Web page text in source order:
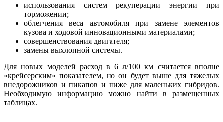
использования систем рекуперации энергии при
торможении;
облегчения веса автомобиля при замене элементов
кузова и ходовой инновационными материалами;
совершенствования двигателя;
замены выхлопной системы.
Для новых моделей расход в 6 л/100 км считается вполне
«крейсерским» показателем, но он будет выше для тяжелых
внедорожников и пикапов и ниже для маленьких гибридов.
Необходимую информацию можно найти в размещенных
таблицах.